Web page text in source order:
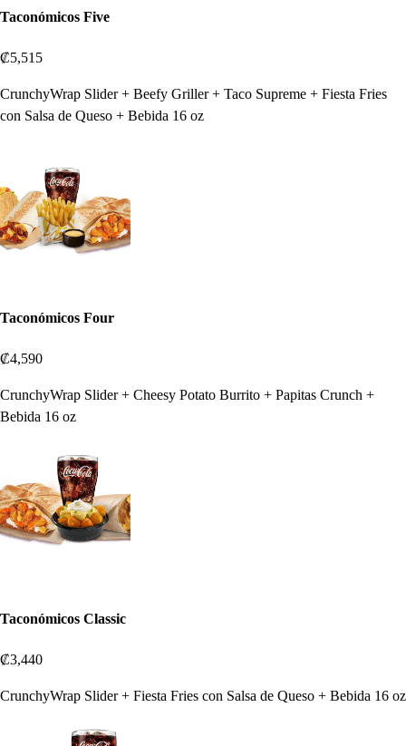
Taconómicos Five
₡5,515
CrunchyWrap Slider + Beefy Griller + Taco Supreme + Fiesta Fries
con Salsa de Queso + Bebida 16 oz
Taconómicos Four
₡4,590
CrunchyWrap Slider + Cheesy Potato Burrito + Papitas Crunch +
Bebida 16 oz
Taconómicos Classic
₡3,440
CrunchyWrap Slider + Fiesta Fries con Salsa de Queso + Bebida 16 oz